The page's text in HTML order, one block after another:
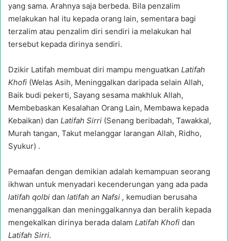
yang sama. Arahnya saja berbeda. Bila penzalim
melakukan hal itu kepada orang lain, sementara bagi
terzalim atau penzalim diri sendiri ia melakukan hal
tersebut kepada dirinya sendiri.
Dzikir Latifah membuat diri mampu menguatkan Latifah
Khofi (Welas Asih, Meninggalkan daripada selain Allah,
Baik budi pekerti, Sayang sesama makhluk Allah,
Membebaskan Kesalahan Orang Lain, Membawa kepada
Kebaikan) dan Latifah Sirri (Senang beribadah, Tawakkal,
Murah tangan, Takut melanggar larangan Allah, Ridho,
Syukur) .
Pemaafan dengan demikian adalah kemampuan seorang
ikhwan untuk menyadari kecenderungan yang ada pada
latifah qolbi dan latifah an Nafsi , kemudian berusaha
menanggalkan dan meninggalkannya dan beralih kepada
mengekalkan dirinya berada dalam Latifah Khofi dan
Latifah Sirri.